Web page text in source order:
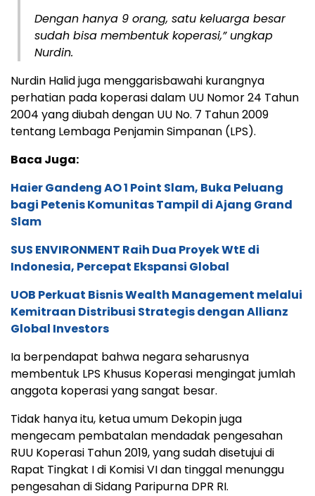
Dengan hanya 9 orang, satu keluarga besar
sudah bisa membentuk koperasi,” ungkap
Nurdin.
Nurdin Halid juga menggarisbawahi kurangnya
perhatian pada koperasi dalam UU Nomor 24 Tahun
2004 yang diubah dengan UU No. 7 Tahun 2009
tentang Lembaga Penjamin Simpanan (LPS).
Baca Juga:
Haier Gandeng AO 1 Point Slam, Buka Peluang
bagi Petenis Komunitas Tampil di Ajang Grand
Slam
SUS ENVIRONMENT Raih Dua Proyek WtE di
Indonesia, Percepat Ekspansi Global
UOB Perkuat Bisnis Wealth Management melalui
Kemitraan Distribusi Strategis dengan Allianz
Global Investors
Ia berpendapat bahwa negara seharusnya
membentuk LPS Khusus Koperasi mengingat jumlah
anggota koperasi yang sangat besar.
Tidak hanya itu, ketua umum Dekopin juga
mengecam pembatalan mendadak pengesahan
RUU Koperasi Tahun 2019, yang sudah disetujui di
Rapat Tingkat I di Komisi VI dan tinggal menunggu
pengesahan di Sidang Paripurna DPR RI.